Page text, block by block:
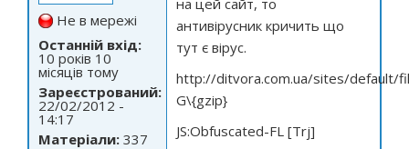
Не в мережі
Останній вхід:
10 років 10
місяців тому
Зареєстрований:
22/02/2012 -
14:17
Матеріали: 337
на цей сайт, то
антивірусник кричить що
тут є вірус.
http://ditvora.com.ua/sites/default/
G\{gzip}
JS:Obfuscated-FL [Trj]